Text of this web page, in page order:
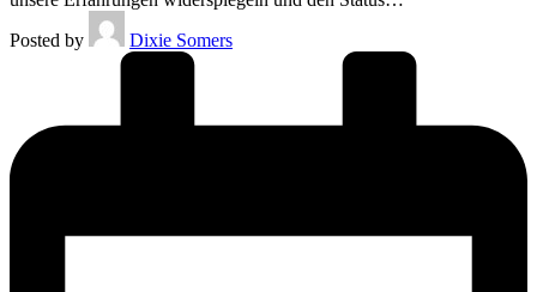
Posted by
Dixie Somers